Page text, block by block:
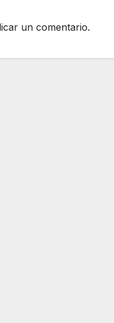
un comentario.